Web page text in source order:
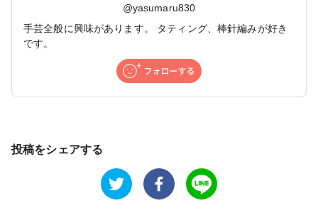
@yasumaru830
手芸全般に興味があります。 タティング、棒針編みが好き
です。
投稿をシェアする